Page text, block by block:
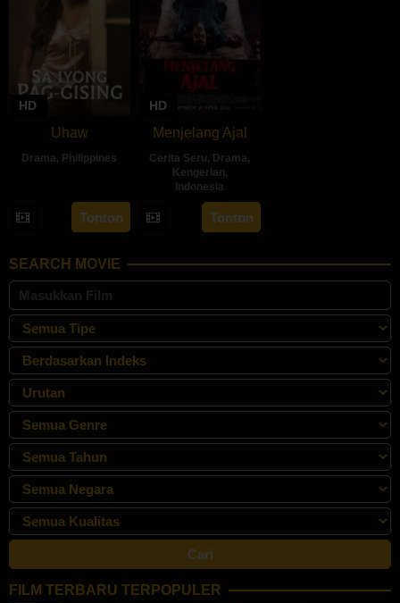
HD
Uhaw
Drama, Philippines
Aug
2024
Bonifacio
Tonton
HD
Menjelang Ajal
Cerita Seru, Drama,
Kengerian,
Indonesia
30
Apr
Hadrah
Daeng
Tonton
SEARCH MOVIE
FILM TERBARU TERPOPULER